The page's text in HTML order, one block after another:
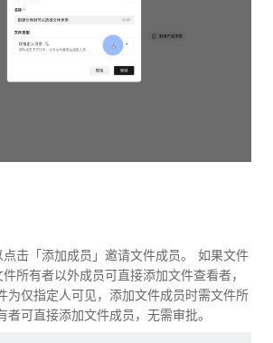
击「添加成员」邀请文件成员。 如果文件
所有者以外成员可直接添加文件查看者，
为仅指定人可见，添加文件成员时需文件所
可直接添加文件成员，无需审批。